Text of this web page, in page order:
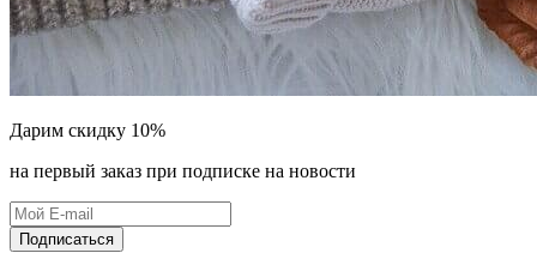
Дарим скидку 10%
на первый заказ при подписке на новости
Подписаться